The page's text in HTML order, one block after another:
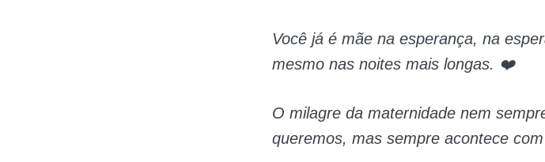
Você já é mãe na esperança, na
mesmo nas noites mais longas. ❤️
O milagre da maternidade nem
queremos, mas sempre acontece